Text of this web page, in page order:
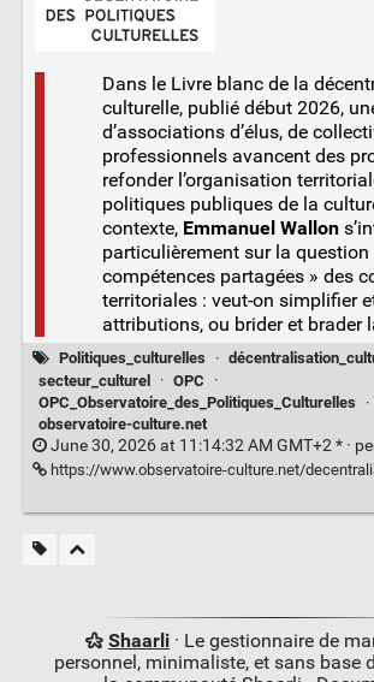
Dans le Livre blanc de la
culturelle, publié début 2026,
d’associations d’élus, de
professionnels avancent des
refonder l’organisation
politiques publiques de la
contexte, Emmanuel Wallon
particulièrement sur la question
compétences partagées » des
territoriales : veut-on simplifier
attributions, ou brider et brader
Politiques_culturelles ·
secteur_culturel
· OPC
·
OPC_Observatoire_des_Politiques_Culturelles
·
observatoire-culture.net
June 30, 2026 at 11:14:32 AM GMT+2 * ·
https://www.observatoire-culture.net/decentralisation-culturelle-clarifier-
Shaarli· Le gestionnaire de
personnel, minimaliste, et sans base